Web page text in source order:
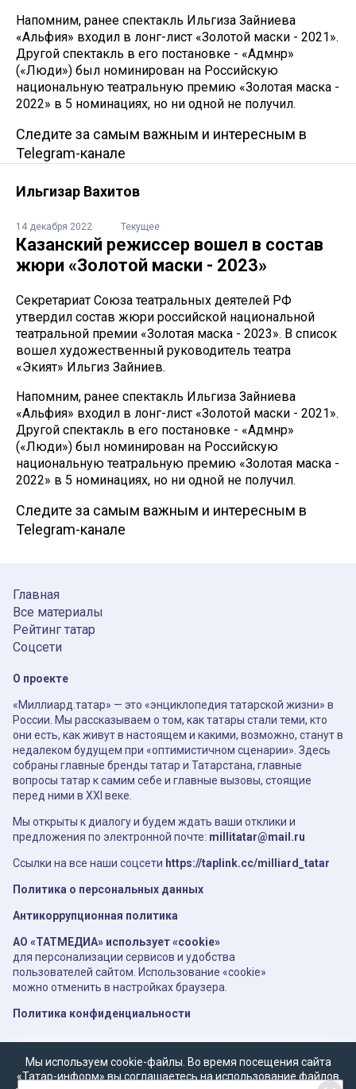
Напомним, ранее спектакль Ильгиза Зайниева
«Альфия» входил в лонг-лист «Золотой маски - 2021».
Другой спектакль в его постановке - «Адәмнәр»
(«Люди») был номинирован на Российскую
национальную театральную премию «Золотая маска -
2022» в 5 номинациях, но ни одной не получил.
Следите за самым важным и интересным в
Telegram-канале
Ильгизар Вахитов
14 декабря 2022 Текущее
Казанский режиссер вошел в состав
жюри «Золотой маски - 2023»
Секретариат Союза театральных деятелей РФ
утвердил состав жюри российской национальной
театральной премии «Золотая маска - 2023». В список
вошел художественный руководитель театра
«Экият» Ильгиз Зайниев.
Напомним, ранее спектакль Ильгиза Зайниева
«Альфия» входил в лонг-лист «Золотой маски - 2021».
Другой спектакль в его постановке - «Адәмнәр»
(«Люди») был номинирован на Российскую
национальную театральную премию «Золотая маска -
2022» в 5 номинациях, но ни одной не получил.
Следите за самым важным и интересным в
Telegram-канале
Главная
Все материалы
Рейтинг татар
Соцсети
О проекте
«Миллиард.татар» — это «энциклопедия татарской жизни» в
России. Мы рассказываем о том, как татары стали теми, кто
они есть, как живут в настоящем и какими, возможно, станут в
недалеком будущем при «оптимистичном сценарии». Здесь
собраны главные бренды татар и Татарстана, главные
вопросы татар к самим себе и главные вызовы, стоящие
перед ними в XXI веке.
Мы открыты к диалогу и будем ждать ваши отклики и
предложения по электронной почте: millitatar@mail.ru
Ссылки на все наши соцсети https://taplink.cc/milliard_tatar
Политика о персональных данных
Антикоррупционная политика
АО «ТАТМЕДИА» использует «cookie»
для персонализации сервисов и удобства
пользователей сайтом. Использование «cookie»
можно отменить в настройках браузера.
Политика конфиденциальности
Мы используем cookie-файлы. Во время посещения сайта
«Татар-информ» вы соглашаетесь на использование файлов